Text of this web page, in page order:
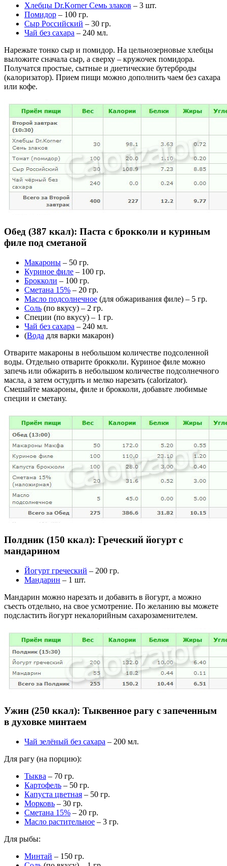
Хлебцы Dr.Korner Семь злаков – 3 шт.
Помидор – 100 гр.
Сыр Российский – 30 гр.
Чай без сахара – 240 мл.
Нарежьте тонко сыр и помидор. На цельнозерновые хлебцы
выложите сначала сыр, а сверху – кружочек помидора.
Получатся простые, сытные и диетические бутерброды
(калоризатор). Прием пищи можно дополнить чаем без сахара
или кофе.
Обед (387 ккал): Паста с брокколи и куриным
филе под сметаной
Макароны – 50 гр.
Куриное филе – 100 гр.
Брокколи – 100 гр.
Сметана 15% – 20 гр.
Масло подсолнечное (для обжаривания филе) – 5 гр.
Соль (по вкусу) – 2 гр.
Специи (по вкусу) – 1 гр.
Чай без сахара – 240 мл.
(Вода для варки макарон)
Отварите макароны в небольшом количестве подсоленной
воды. Отдельно отварите брокколи. Куриное филе можно
запечь или обжарить в небольшом количестве подсолнечного
масла, а затем остудить и мелко нарезать (calorizator).
Смешайте макароны, филе и брокколи, добавьте любимые
специи и сметану.
Полдник (150 ккал): Греческий йогурт с
мандарином
Йогурт греческий – 200 гр.
Мандарин – 1 шт.
Мандарин можно нарезать и добавить в йогурт, а можно
съесть отдельно, на свое усмотрение. По желанию вы можете
подсластить йогурт некалорийным сахарозаменителем.
Ужин (250 ккал): Тыквенное рагу с запеченным
в духовке минтаем
Чай зелёный без сахара – 200 мл.
Для рагу (на порцию):
Тыква – 70 гр.
Картофель – 50 гр.
Капуста цветная – 50 гр.
Морковь – 30 гр.
Сметана 15% – 20 гр.
Масло растительное – 3 гр.
Для рыбы:
Минтай – 150 гр.